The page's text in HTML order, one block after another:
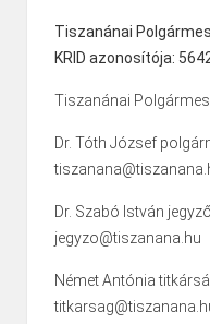
Tiszanánai
KRID azonosítója:
Tiszanánai
Dr. Tóth József
Dr. Szabó István jegyző
jegyzo@tiszanana.hu
Német Antónia